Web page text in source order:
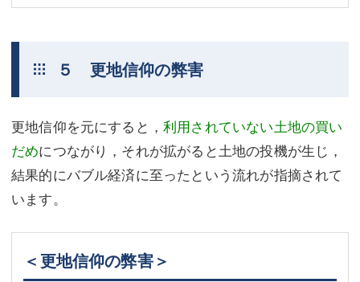
５ 更地信仰の弊害
更地信仰を元にすると，利用されていない土地の買い
だめにつながり，それが拡がると土地の投機が生じ，
結果的にバブル経済に至ったという流れが指摘されて
います。
＜更地信仰の弊害＞